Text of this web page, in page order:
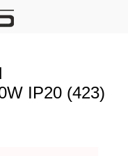
IP20 (423)